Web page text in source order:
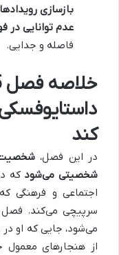
بازسازی
عدم توانایی در
فاصله و جدایی.
کند
در این فصل،شخصیت
شخصیتی می‌شود که
اجتماعی و فرهنگی
سرپیچی می‌کند. فصل
می‌شود، جایی که او در
از هنجارهای معمول